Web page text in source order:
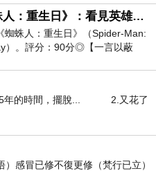
全一樣，
症狀，自己也覺得自己
就說是生病了
部分的注意力 導致進入
。若治顛倒，則病滅
好，自然就沒有病了
影評--《蜘蛛人：重生日》：看見英雄的孤獨與重生
蜘蛛人：重生日》（Spider-Man:
）。評分：90分◎【一言以蔽
切的英雄，學會放下孤獨、
15年的時間，擺脫... 2.又花了
）感冒已修不復更修（梵行已立）